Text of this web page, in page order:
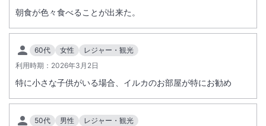
朝食が色々食べることが出来た。
60代 女性
レジャー・観光
利用時期： 2026年3月2日
特に小さな子供がいる場合、イルカのお部屋が特にお勧め
50代 男性 レジャー・観光